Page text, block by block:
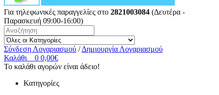
Για τηλεφωνικές παραγγελίες στο 2821003084 (Δευτέρα -
Παρασκευή 09:00-16:00)
Σύνδεση Λογαριασμού / Δημιουργία Λογαριασμού
Καλάθι
0 0,00€
Το καλάθι αγορών είναι άδειο!
Κατηγορίες